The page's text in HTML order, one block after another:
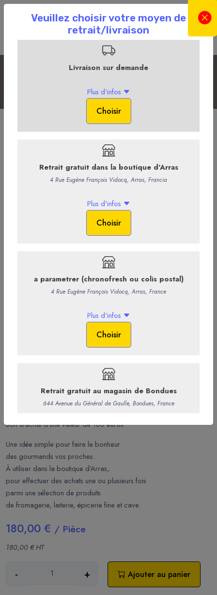
Les cartes cadeaux
La Boutique en ligne Les Cadeaux
Bon d'achat 180€
Bon d’achat d’une valeur de 180 euros.
Une idée simple pour faire le bonheur
des gourmands vos proches.
À utiliser dans la boutique d’Arras,
pour effectuer des achats une ou plusieurs fois
parmi une sélection de produits
de fromagerie, laiterie, épicerie fine et cave.
180,00 € / Pièce
180,00 € HT
- + Ajouter au panier